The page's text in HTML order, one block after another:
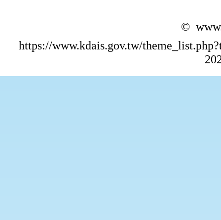
©
https://www.kdais.gov.tw/